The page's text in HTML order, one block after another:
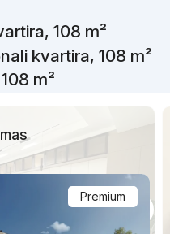
108 m²
kvartira, 108 m²
m²
Premium